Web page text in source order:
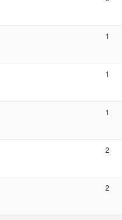
1
1
1
2
2